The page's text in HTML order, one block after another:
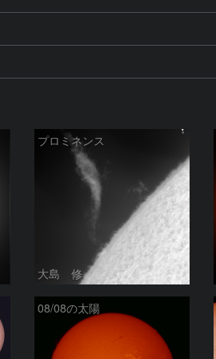
プロミネンス
大島 修
08/08の太陽